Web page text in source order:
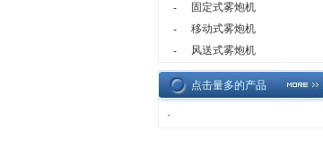
-
固定式雾炮机
-
移动式雾炮机
-
风送式雾炮机
点击量多的产品
·